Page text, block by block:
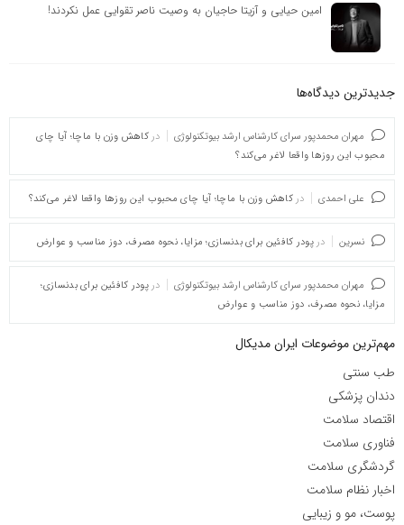
امین حیایی و آزیتا حاجیان به وصیت ناصر تقوایی عمل نکردند!
جدیدترین دیدگاه‌‌ها
مهران محمدپور سرای کارشناس ارشد بیوتکنولوژی در کاهش وزن با ماچا؛ آیا چای
محبوب این روزها واقعا لاغر می‌کند؟
علی احمدی در کاهش وزن با ماچا؛ آیا چای محبوب این روزها واقعا لاغر می‌کند؟
نسرین در پودر کافئین برای بدنسازی؛ مزایا، نحوه مصرف، دوز مناسب و عوارض
مهران محمدپور سرای کارشناس ارشد بیوتکنولوژی در پودر کافئین برای بدنسازی؛
مزایا، نحوه مصرف، دوز مناسب و عوارض
مهم‌ترین موضوعات ایران مدیکال
طب سنتی
دندان پزشکی
اقتصاد سلامت
فناوری سلامت
گردشگری سلامت
اخبار نظام سلامت
پوست، مو و زیبایی